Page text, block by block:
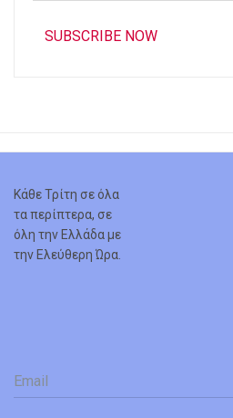
SUBSCRIBE NOW
Κάθε Τρίτη σε όλα
τα περίπτερα, σε
όλη την Ελλάδα με
την Ελεύθερη Ώρα.
Email
*